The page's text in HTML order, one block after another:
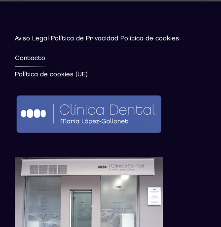
Aviso Legal Política de Privacidad Política de cookies
Contacto
Política de cookies (UE)